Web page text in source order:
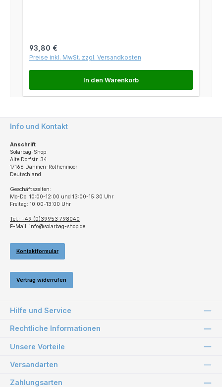
Regulärer Preis:
93,80 €
Preise inkl. MwSt. zzgl. Versandkosten
In den Warenkorb
Info und Kontakt
Anschrift
Solarbag-Shop
Alte Dorfstr. 34
17166 Dahmen-Rothenmoor
Deutschland
Geschäftszeiten:
Mo-Do: 10:00-12:00 und 13:00-15:30 Uhr
Freitag: 10:00-13:00 Uhr
Tel.: +49 (0)39953 798040
E-Mail: info@solarbag-shop.de
Kontaktformular
Vertrag widerrufen
Hilfe und Service
Rechtliche Informationen
Unsere Vorteile
Versandarten
Zahlungsarten